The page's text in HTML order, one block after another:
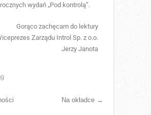
wydań „Pod kontrolą”.
Gorąco zachęcam do lektury
Zarządu Introl Sp. z o.o.
Jerzy Janota
Na okładce →